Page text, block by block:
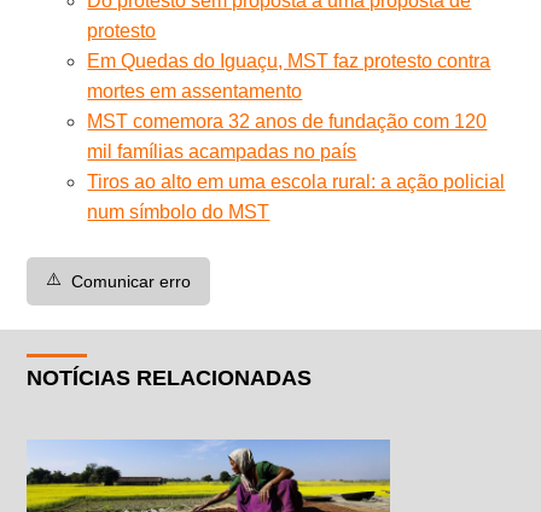
protesto
Em Quedas do Iguaçu, MST faz protesto contra
mortes em assentamento
MST comemora 32 anos de fundação com 120
mil famílias acampadas no país
Tiros ao alto em uma escola rural: a ação policial
num símbolo do MST
⚠️ Comunicar erro
NOTÍCIAS RELACIONADAS